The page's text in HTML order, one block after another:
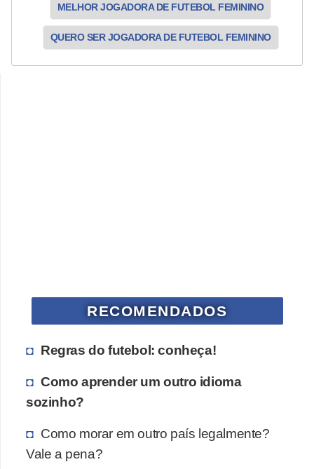
MELHOR JOGADORA DE FUTEBOL FEMININO
QUERO SER JOGADORA DE FUTEBOL FEMININO
RECOMENDADOS
Regras do futebol: conheça!
Como aprender um outro idioma
sozinho?
Como morar em outro país legalmente?
Vale a pena?